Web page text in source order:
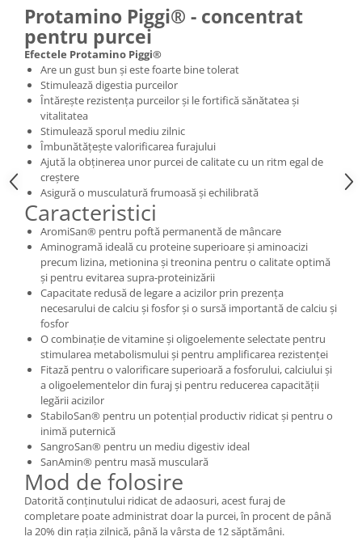
Porumbei
Accesorii
Adapatori
Cuști de transport
Hrană (furaje)
Hrănitori
Suplimente și grituri
Accesorii pentru făcut cuşti
Curatare copite
Accesorii veterinare
Capcane
Aditivi furajeri
Promotor
Adjuvanți Promedivet
Calciu furajer și stimulatoare ouat
Sprayuri cicatrizante
Cărţi zootehnice
Raticide
Insecticide
Dezinfectanti
Cuști transport animale mici
Gard electric
Accesorii gard electric
Aparate gard electric
Protamino Piggi® - concentrat
pentru purcei
Efectele Protamino Piggi®
Are un gust bun şi este foarte bine tolerat
Stimulează digestia purceilor
Întăreşte rezistenţa purceilor şi le fortifică sănătatea şi
vitalitatea
Stimulează sporul mediu zilnic
Îmbunătăţeşte valorificarea furajului
Ajută la obţinerea unor purcei de calitate cu un ritm egal de
creştere
Asigură o musculatură frumoasă şi echilibrată
Caracteristici
AromiSan® pentru poftă permanentă de mâncare
Aminogramă ideală cu proteine superioare şi aminoacizi
precum lizina, metionina şi treonina pentru o calitate optimă
şi pentru evitarea supra-proteinizării
Capacitate redusă de legare a acizilor prin prezenţa
necesarului de calciu şi fosfor şi o sursă importantă de calciu şi
fosfor
O combinaţie de vitamine şi oligoelemente selectate pentru
stimularea metabolismului şi pentru amplificarea rezistenţei
Fitază pentru o valorificare superioară a fosforului, calciului şi
a oligoelementelor din furaj şi pentru reducerea capacităţii
legării acizilor
StabiloSan® pentru un potenţial productiv ridicat şi pentru o
inimă puternică
SangroSan® pentru un mediu digestiv ideal
SanAmin® pentru masă musculară
Mod de folosire
Datorită conţinutului ridicat de adaosuri, acest furaj de
completare poate administrat doar la purcei, în procent de până
la 20% din raţia zilnică, până la vârsta de 12 săptămâni.